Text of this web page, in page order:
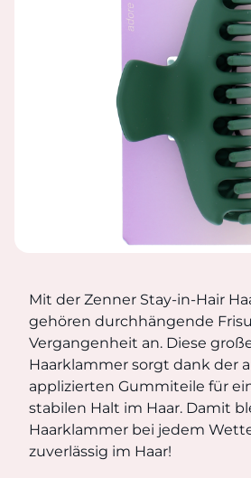
STAY-
Mit der Zenner Stay-in-Hair
Mit der Zenner Stay-in-Hair
gehören durchhängende
Vergangenheit an. Diese
Haarklammer sorgt dank der
applizierten Gummiteile für
stabilen Halt im Haar. Damit
Haarklammer bei jedem
zuverlässig im Haar!